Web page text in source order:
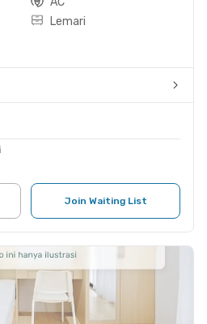
Lemari
Join Waiting List